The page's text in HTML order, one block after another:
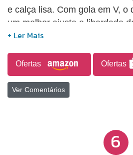
e calça lisa. Com gola em V, o
um melhor ajuste e liberdade
Confeccionado em poliéster, o
agradáveis e confortáveis.
Ofertas Ofertas
Ver Comentários
6